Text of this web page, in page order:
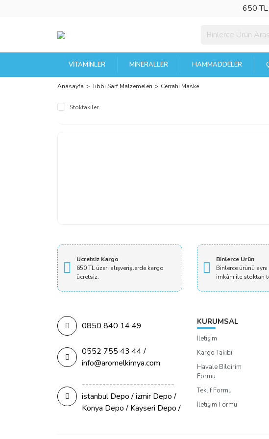
650 TL
VITAMINLER MINERALLER HAMMADDELER
Anasayfa Tıbbi Sarf Malzemeleri Cerrahi Maske
Stoktakiler
Ücretsiz Kargo
650 TL üzeri alışverişlerde kargo
ücretsiz.
Binlerce Ürün
Binlerce ürünü
imkânı ile stoktan
0850 840 14 49
0552 755 43 44 /
info@aromelkimya.com
---------------------------
istanbul Depo / izmir Depo /
Konya Depo / Kayseri Depo /
KURUMSAL
İletişim
Kargo Takibi
Havale Bildirim
Formu
Teklif Formu
İletişim Formu